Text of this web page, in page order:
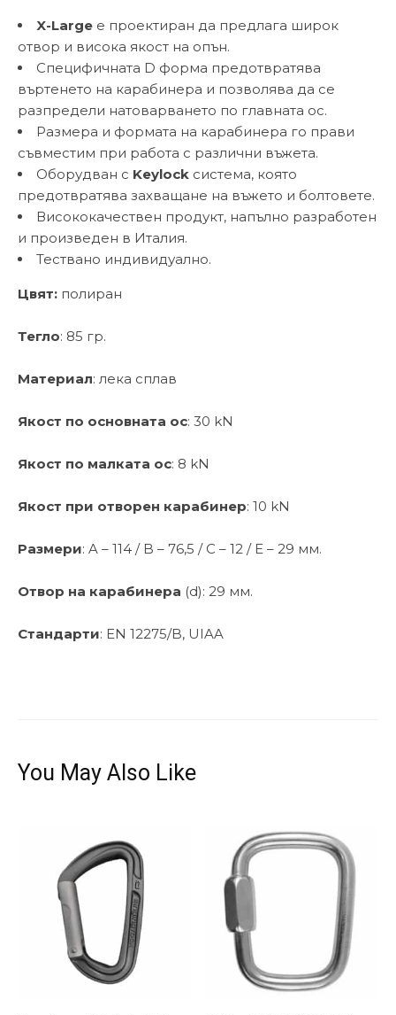
X-Large е проектиран да предлага широк
отвор и висока якост на опън.
Специфичната D форма предотвратява
въртенето на карабинера и позволява да се
разпредели натоварването по главната ос.
Размера и формата на карабинера го прави
съвместим при работа с различни въжета.
Оборудван с Keylock система, която
предотвратява захващане на въжето и болтовете.
Висококачествен продукт, напълно разработен
и произведен в Италия.
Тествано индивидуално.
Цвят: полиран
Тегло: 85 гр.
Материал: лека сплав
Якост по основната ос: 30 kN
Якост по малката ос: 8 kN
Якост при отворен карабинер: 10 kN
Размери: A – 114 / B – 76,5 / C – 12 / E – 29 мм.
Отвор на карабинера (d): 29 мм.
Стандарти: EN 12275/B, UIAA
You May Also Like